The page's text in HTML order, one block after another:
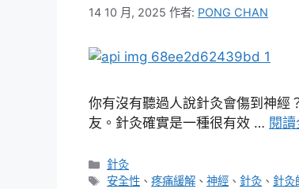
14 10 月, 2025 作者: PONG CHAN
你有沒有聽過人說針灸會傷到神經
友。針灸確實是一種很有效 … 閱
分
類
針灸
標
安全性 、疼痛緩解 、神經 、 針灸 、 針灸